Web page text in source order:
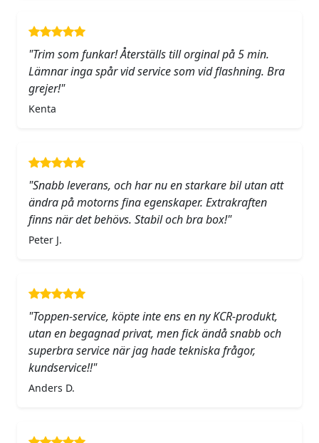
"Trim som funkar! Återställs till orginal på 5 min.
Lämnar inga spår vid service som vid flashning. Bra
grejer!"
Kenta
"Snabb leverans, och har nu en starkare bil utan att
ändra på motorns fina egenskaper. Extrakraften
finns när det behövs. Stabil och bra box!"
Peter J.
"Toppen-service, köpte inte ens en ny KCR-produkt,
utan en begagnad privat, men fick ändå snabb och
superbra service när jag hade tekniska frågor,
kundservice!!"
Anders D.